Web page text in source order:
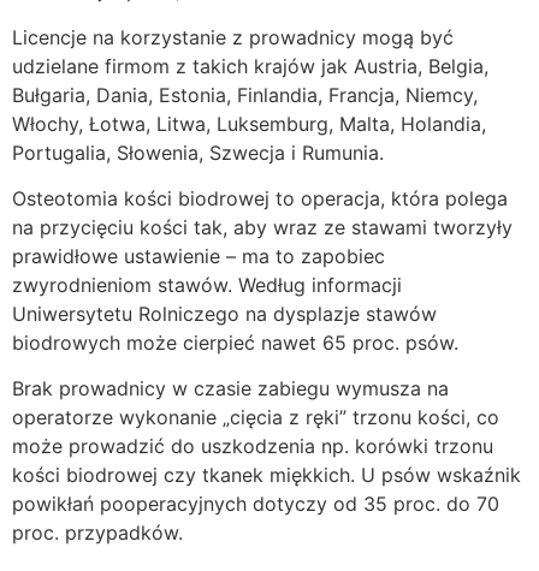
Licencje na korzystanie z prowadnicy mogą być
udzielane firmom z takich krajów jak Austria, Belgia,
Bułgaria, Dania, Estonia, Finlandia, Francja, Niemcy,
Włochy, Łotwa, Litwa, Luksemburg, Malta, Holandia,
Portugalia, Słowenia, Szwecja i Rumunia.
Osteotomia kości biodrowej to operacja, która polega
na przycięciu kości tak, aby wraz ze stawami tworzyły
prawidłowe ustawienie – ma to zapobiec
zwyrodnieniom stawów. Według informacji
Uniwersytetu Rolniczego na dysplazje stawów
biodrowych może cierpieć nawet 65 proc. psów.
Brak prowadnicy w czasie zabiegu wymusza na
operatorze wykonanie „cięcia z ręki” trzonu kości, co
może prowadzić do uszkodzenia np. korówki trzonu
kości biodrowej czy tkanek miękkich. U psów wskaźnik
powikłań pooperacyjnych dotyczy od 35 proc. do 70
proc. przypadków.